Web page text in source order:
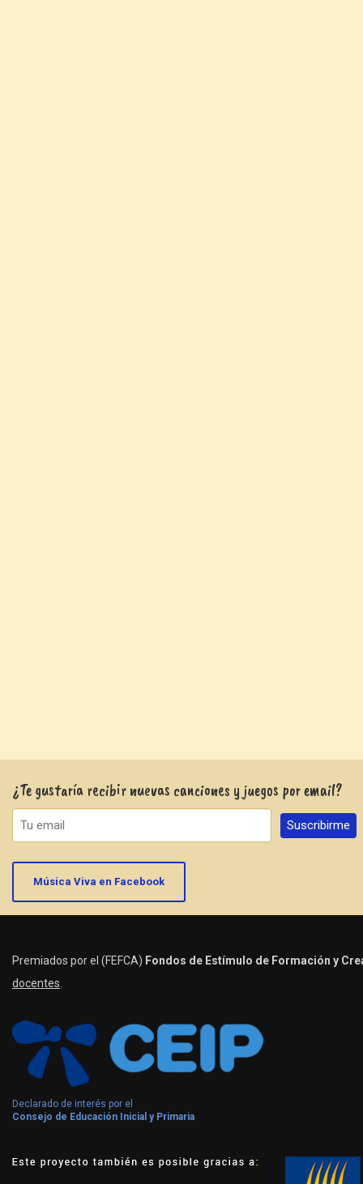
¿Te gustaría recibir nuevas canciones y juegos por email?
Música Viva en Facebook
Premiados por el (FEFCA) Fondos de Estímulo de Formación y
docentes
Declarado de interés por el
Consejo de Educación Inicial y Primaria